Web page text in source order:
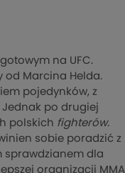
na UFC.
od Marcina Helda.
pojedynków, z
Jednak po drugiej
polskich fighterów.
sobie poradzić z
sprawdzianem dla
organizacji MMA